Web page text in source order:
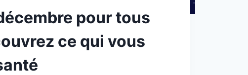
pour tous
ce qui vous